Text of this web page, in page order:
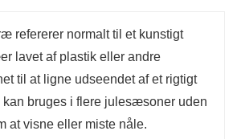
base for nem montering og
efter sæson.
til praktisk opbevaring
hvilket gør det nemt at
refererer normalt til et kunstigt
lavet af plastik eller andre
til at ligne udseendet af et rigtigt
bruges i flere julesæsoner uden
at visne eller miste nåle.